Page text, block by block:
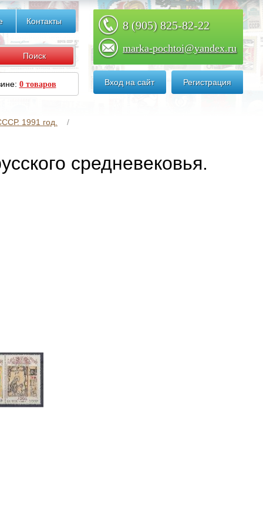
Контакты 8 (905) 825-82-22
marka-pochtoi@yandex.ru
Вход на сайт Регистрация
0 товаров
1991 год.
средневековья.